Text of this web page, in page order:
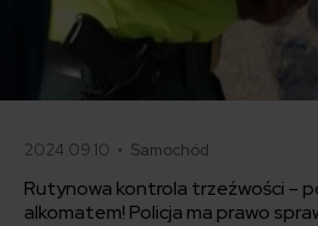
2024.09.10 • Samochód
Rutynowa kontrola trzeźwości –
alkomatem! Policja ma prawo